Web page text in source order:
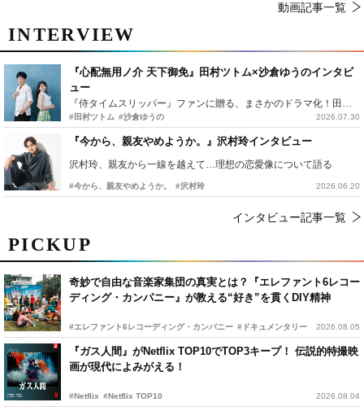
PICKUP
奇妙で自由な音楽家集団の真実とは？『エレファント6レコー
ディング・カンパニー』が教える“好き”を貫くDIY精神
#エレファント6レコーディング・カンパニー #ドキュメンタリー 2026.08.05
『ガス人間』がNetflix TOP10でTOP3キープ！ 伝説的特撮映
画が現代によみがえる！
#Netflix #Netflix TOP10 2026.08.04
動画記事一覧
INTERVIEW
『心配無用ノ介 天下御免』田村ツトム×沙倉ゆうのインタビ
ュー
#田村ツトム #沙倉ゆうの 2026.07.30
『今から、親友やめようか。』沢村玲インタビュー
沢村玲、親友から一線を越えて…理想の恋愛像について語る
#今から、親友やめようか。 #沢村玲 2026.06.20
インタビュー記事一覧